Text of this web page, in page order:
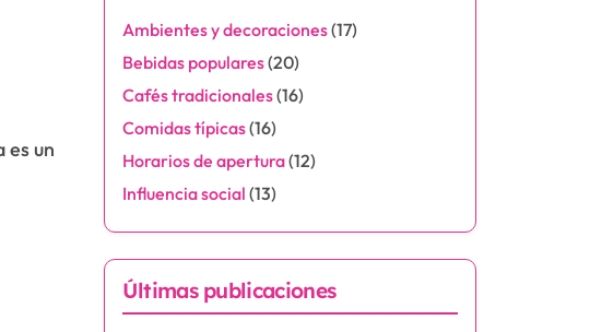
Ambientes y decoraciones(17)
Bebidas populares(20)
Cafés tradicionales(16)
Comidas típicas(16)
Horarios de apertura(12)
Influencia social (13)
Últimas publicaciones